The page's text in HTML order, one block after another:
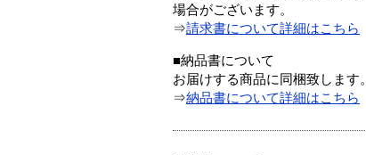
場合がございます。
⇒請求書について詳細はこちら
■納品書について
お届けする商品に同梱致します。
⇒納品書について詳細はこちら